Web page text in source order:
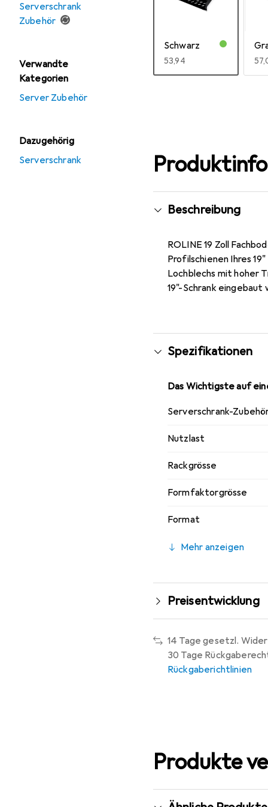
Serverschrank
Zubehör
Verwandte
Kategorien
Server Zubehör
Dazugehörig
Serverschrank
Schwarz
EUR
53,94
Beschreibung
ROLINE 19 Zoll
Profilschienen Ihres
Lochblechs mit hoher
19"-Schrank eingebaut
Spezifikationen
Das Wichtigste auf
Serverschrank-
Nutzlast
Rackgrösse
Formfaktorgrösse
Format
Mehr anzeigen
Preisentwicklung
14 Tage gesetzl.
30 Tage
Rückgaberichtlinien
Produkte